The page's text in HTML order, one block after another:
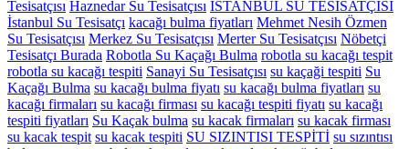
Tesisatçısı Haznedar Su Tesisatçısı İSTANBUL SU TESİSATÇISI
İstanbul Su Tesisatçı kacağı bulma fiyatları Mehmet Nesih Özmen
Su Tesisatçısı Merkez Su Tesisatçısı Merter Su Tesisatçısı Nöbetçi
Tesisatçı Burada Robotla Su Kaçağı Bulma robotla su kacağı tespit
robotla su kacağı tespiti Sanayi Su Tesisatçısı su kaçaği tespiti Su
Kaçağı Bulma su kacağı bulma fiyatı su kacağı bulma fiyatları su
kacağı firmaları su kacağı firması su kacağı tespiti fiyatı su kacağı
tespiti fiyatları Su Kaçak bulma su kacak firmaları su kacak firması
su kacak tespit su kacak tespiti SU SIZINTISI TESPİTİ su sızıntısı